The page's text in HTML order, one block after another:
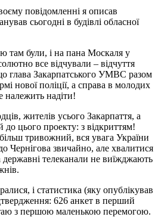
повідомленні я описав
сьогодні в будівлі обласної
там були, і на пана Москаля у
все відчували – відчуття
глава Закарпатського УМВС разом
нової поліції, а справа в молодих
надіти!
жителів усього Закарпаття, а
до цього проекту: з відкриттям!
тривожний, вся увага України
Чернігова звичайно, але хвалитися
державні телеканали не виїжджають
і статистика (яку опублікував
626 анкет в перший
з першою маленькою перемогою.